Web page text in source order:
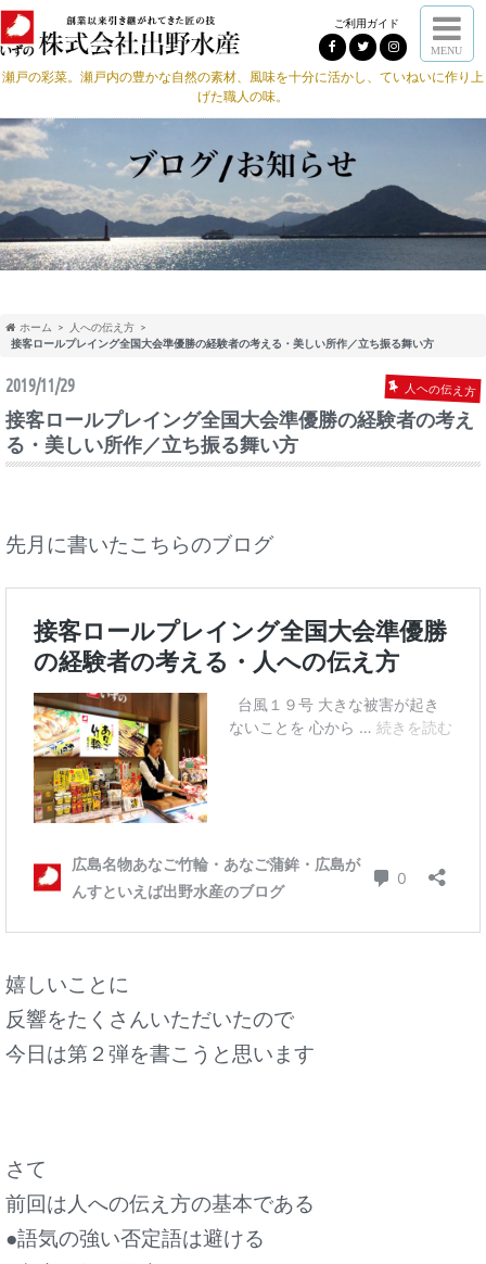
ご利用ガイド
MENU
瀬戸の彩菜。瀬戸内の豊かな自然の素材、風味を十分に活かし、ていねいに作り上
げた職人の味。
ホーム
人への伝え方
接客ロールプレイング全国大会準優勝の経験者の考える・美しい所作／立ち振る舞い方
2019/11/29 人への伝え方
接客ロールプレイング全国大会準優勝の経験者の考え
る・美しい所作／立ち振る舞い方
先月に書いたこちらのブログ
嬉しいことに
反響をたくさんいただいたので
今日は第２弾を書こうと思います
さて
前回は人への伝え方の基本である
●語気の強い否定語は避ける